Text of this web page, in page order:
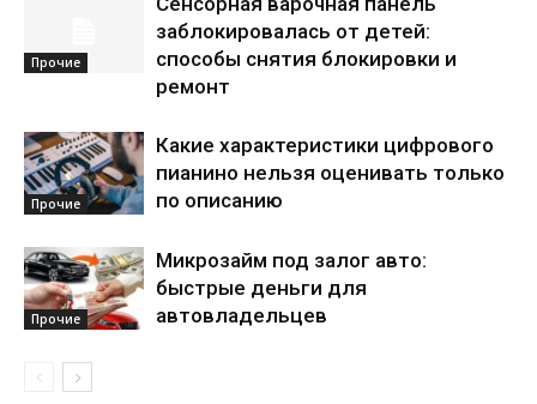
Прочие
заблокировалась от детей:
способы снятия блокировки и
ремонт
Прочие
Какие характеристики цифрового
пианино нельзя оценивать только
по описанию
Прочие
Микрозайм под залог авто:
быстрые деньги для
автовладельцев